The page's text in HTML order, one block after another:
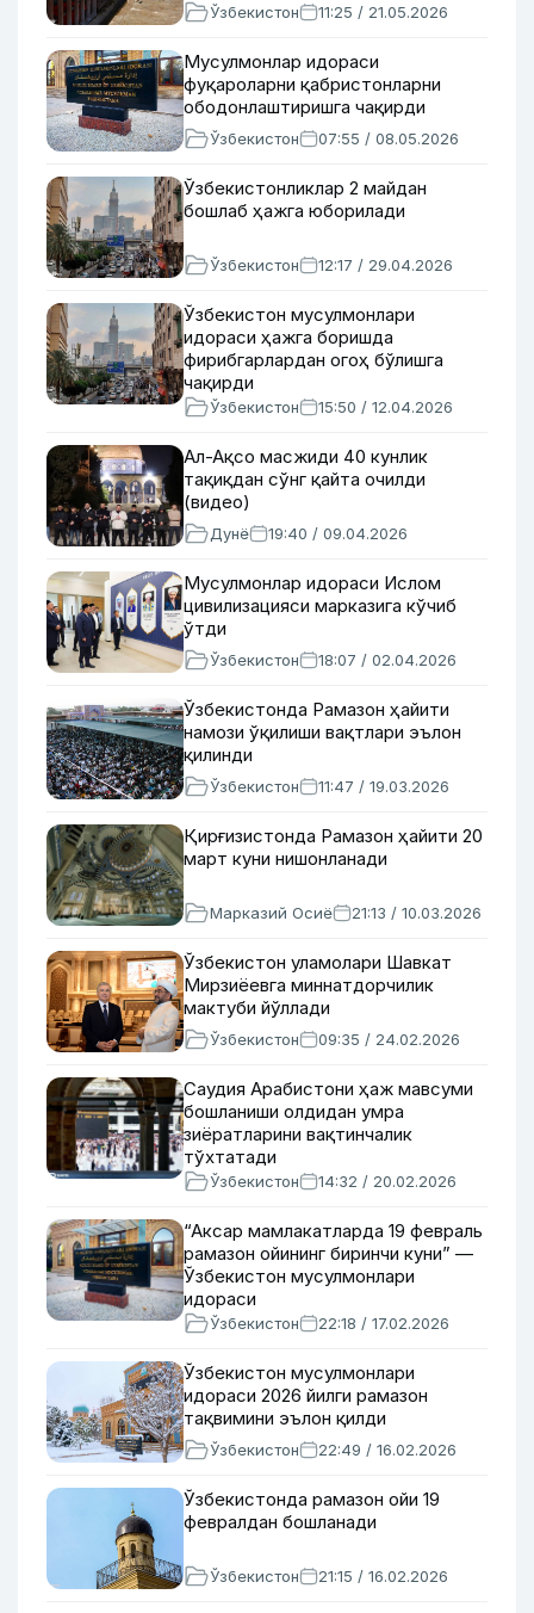
Ўзбекистон 11:25 / 21.05.2026
Мусулмонлар идораси
фуқароларни қабристонларни
ободонлаштиришга чақирди
Ўзбекистон 07:55 / 08.05.2026
Ўзбекистонликлар 2 майдан
бошлаб ҳажга юборилади
Ўзбекистон 12:17 / 29.04.2026
Ўзбекистон мусулмонлари
идораси ҳажга боришда
фирибгарлардан огоҳ бўлишга
чақирди
Ўзбекистон 15:50 / 12.04.2026
Ал-Ақсо масжиди 40 кунлик
тақиқдан сўнг қайта очилди
(видео)
Дунё 19:40 / 09.04.2026
Мусулмонлар идораси Ислом
цивилизацияси марказига кўчиб
ўтди
Ўзбекистон 18:07 / 02.04.2026
Ўзбекистонда Рамазон ҳайити
намози ўқилиши вақтлари эълон
қилинди
Ўзбекистон 11:47 / 19.03.2026
Қирғизистонда Рамазон ҳайити 20
март куни нишонланади
Марказий Осиё 21:13 / 10.03.2026
Ўзбекистон уламолари Шавкат
Мирзиёевга миннатдорчилик
мактуби йўллади
Ўзбекистон 09:35 / 24.02.2026
Саудия Арабистони ҳаж мавсуми
бошланиши олдидан умра
зиёратларини вақтинчалик
тўхтатади
Ўзбекистон 14:32 / 20.02.2026
“Аксар мамлакатларда 19 февраль
рамазон ойининг биринчи куни” —
Ўзбекистон мусулмонлари
идораси
Ўзбекистон 22:18 / 17.02.2026
Ўзбекистон мусулмонлари
идораси 2026 йилги рамазон
тақвимини эълон қилди
Ўзбекистон 22:49 / 16.02.2026
Ўзбекистонда рамазон ойи 19
февралдан бошланади
Ўзбекистон 21:15 / 16.02.2026